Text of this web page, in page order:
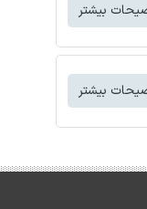
بیشتر
بیشتر